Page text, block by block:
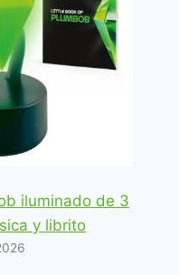
iluminado de 3
y librito